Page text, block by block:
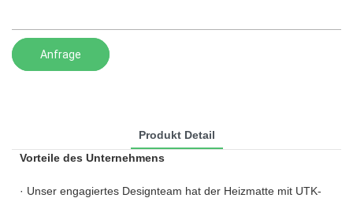
Anfrage
Produkt Detail
Vorteile des Unternehmens
· Unser engagiertes Designteam hat der Heizmatte mit UTK-